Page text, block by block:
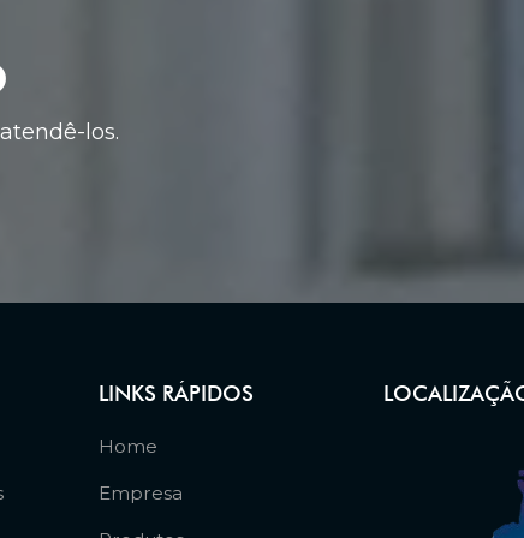
los.
LINKS RÁPIDOS
Home
Empresa